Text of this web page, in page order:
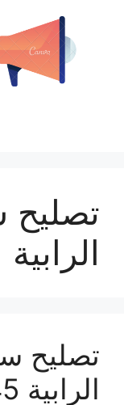
تصليح
الرابية
تصليح